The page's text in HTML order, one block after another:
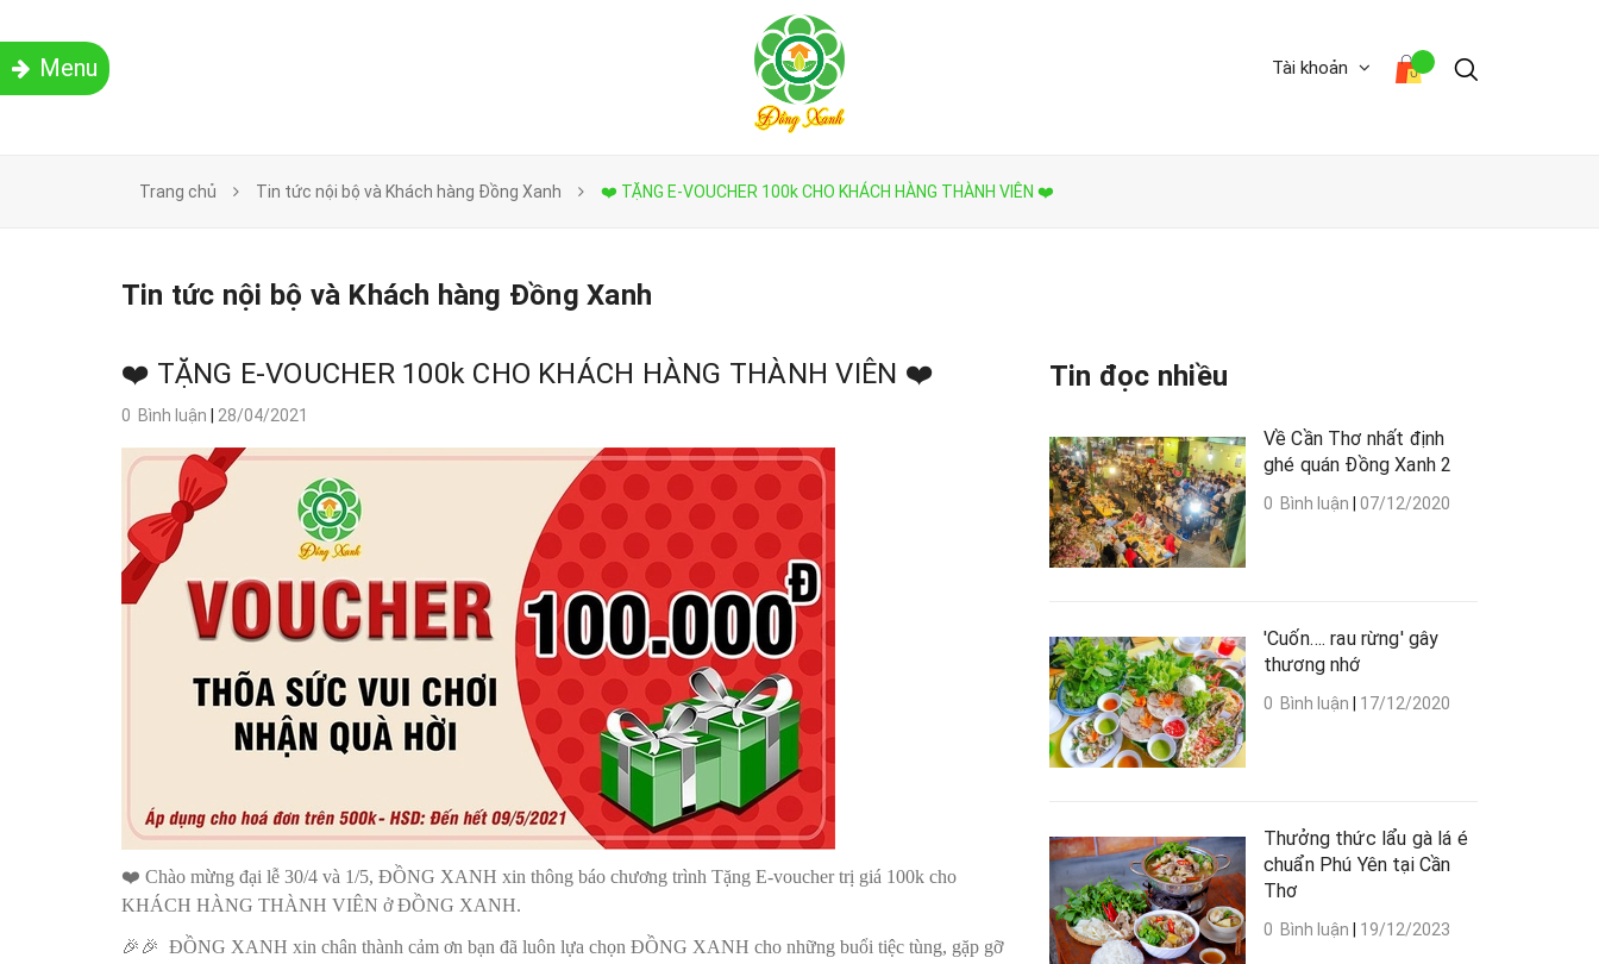
Tài khoản
Menu
Trang chủ Tin tức nội bộ và Khách hàng Đồng Xanh ❤️ TẶNG E-VOUCHER 100k CHO KHÁCH HÀNG THÀNH VIÊN ❤️
Tin tức nội bộ và Khách hàng Đồng Xanh
❤️ TẶNG E-VOUCHER 100k CHO KHÁCH HÀNG THÀNH VIÊN ❤️
0 Bình luận 28/04/2021
❤ ️ Chào mừng đại lễ 30/4 và 1/5, ĐỒNG XANH xin thông báo chương trình Tặng E-voucher trị giá 100k cho
KHÁCH HÀNG THÀNH VIÊN ở ĐỒNG XANH.
🎉 🎉 ĐỒNG XANH xin chân thành cảm ơn bạn đã luôn lựa chọn ĐỒNG XANH cho những buổi tiệc tùng, gặp gỡ
Tin đọc nhiều
Về Cần Thơ nhất định
ghé quán Đồng Xanh 2
0 Bình luận 07/12/2020
'Cuốn…. rau rừng' gây
thương nhớ
0 Bình luận 17/12/2020
Thưởng thức lẩu gà lá é
chuẩn Phú Yên tại Cần
Thơ
0 Bình luận 19/12/2023